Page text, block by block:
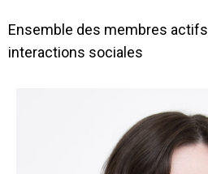
Ensemble des membres actifs
interactions sociales